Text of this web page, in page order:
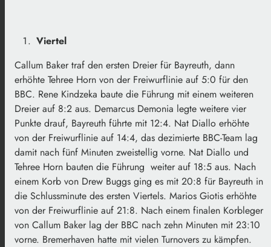
Viertel
Callum Baker traf den ersten Dreier für Bayreuth, dann
erhöhte Tehree Horn von der Freiwurflinie auf 5:0 für den
BBC. Rene Kindzeka baute die Führung mit einem weiteren
Dreier auf 8:2 aus. Demarcus Demonia legte weitere vier
Punkte drauf, Bayreuth führte mit 12:4. Nat Diallo erhöhte
von der Freiwurflinie auf 14:4, das dezimierte BBC-Team lag
damit nach fünf Minuten zweistellig vorne. Nat Diallo und
Tehree Horn bauten die Führung weiter auf 18:5 aus. Nach
einem Korb von Drew Buggs ging es mit 20:8 für Bayreuth in
die Schlussminute des ersten Viertels. Marios Giotis erhöhte
von der Freiwurflinie auf 21:8. Nach einem finalen Korbleger
von Callum Baker lag der BBC nach zehn Minuten mit 23:10
vorne. Bremerhaven hatte mit vielen Turnovers zu kämpfen.